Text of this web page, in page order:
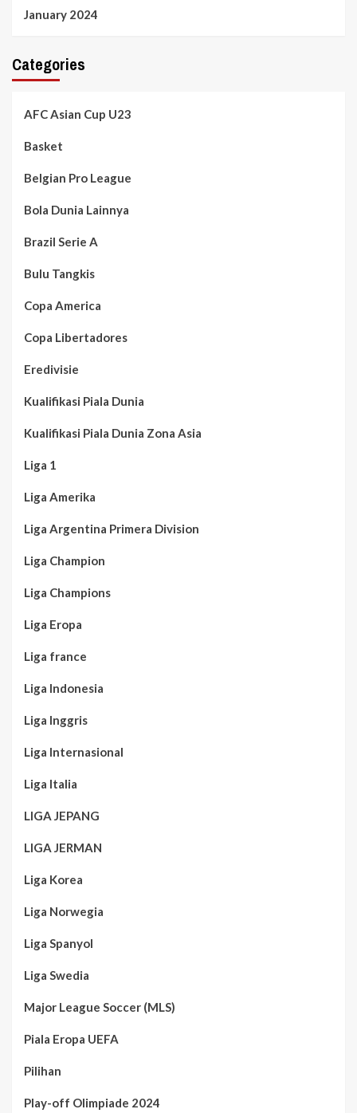
January 2024
Categories
AFC Asian Cup U23
Basket
Belgian Pro League
Bola Dunia Lainnya
Brazil Serie A
Bulu Tangkis
Copa America
Copa Libertadores
Eredivisie
Kualifikasi Piala Dunia
Kualifikasi Piala Dunia Zona Asia
Liga 1
Liga Amerika
Liga Argentina Primera Division
Liga Champion
Liga Champions
Liga Eropa
Liga france
Liga Indonesia
Liga Inggris
Liga Internasional
Liga Italia
LIGA JEPANG
LIGA JERMAN
Liga Korea
Liga Norwegia
Liga Spanyol
Liga Swedia
Major League Soccer (MLS)
Piala Eropa UEFA
Pilihan
Play-off Olimpiade 2024